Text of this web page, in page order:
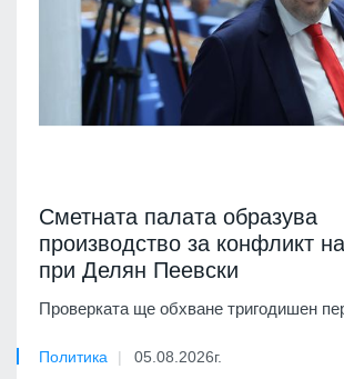
Сметната палата образува
производство за конфликт
при Делян Пеевски
Проверката ще обхване тригодишен
Политика 05.08.2026г.